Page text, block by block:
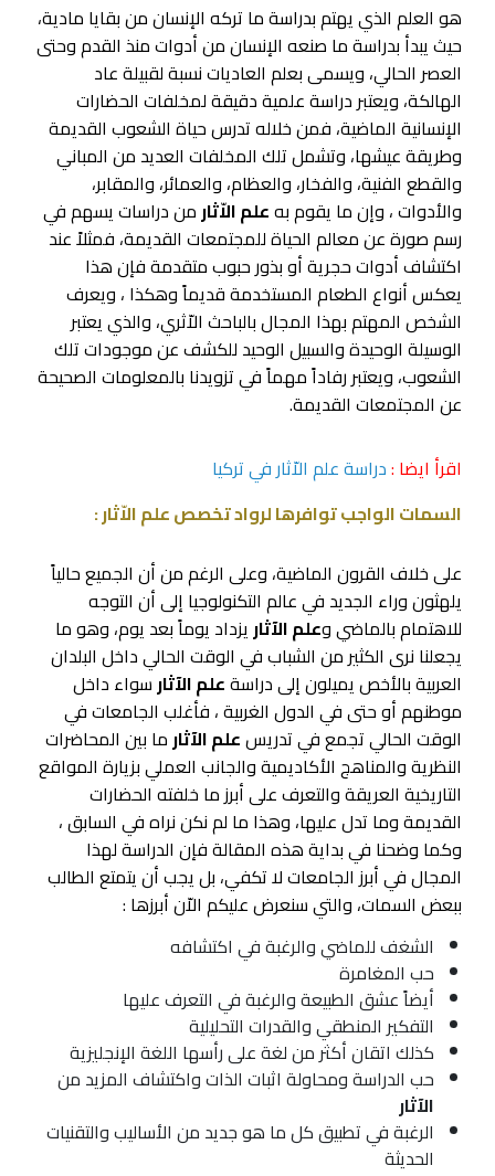
هو العلم الذي يهتم بدراسة ما تركه الإنسان من بقايا مادية،
حيث يبدأ بدراسة ما صنعه الإنسان من أدوات منذ القدم وحتى
العصر الحالي، ويسمى بعلم العاديات نسبة لقبيلة عاد
الهالكة، ويعتبر دراسة علمية دقيقة لمخلفات الحضارات
الإنسانية الماضية، فمن خلاله تدرس حياة الشعوب القديمة
وطريقة عيشها، وتشمل تلك المخلفات العديد من المباني
والقطع الفنية، والفخار، والعظام، والعمائر، والمقابر،
والأدوات ، وإن ما يقوم بهعلم الاّثارمن دراسات يسهم في
رسم صورة عن معالم الحياة للمجتمعات القديمة، فمثلاً عند
اكتشاف أدوات حجرية أو بذور حبوب متقدمة فإن هذا
يعكس أنواع الطعام المستخدمة قديماً وهكذا ، ويعرف
الشخص المهتم بهذا المجال بالباحث الاّثري، والذي يعتبر
الوسيلة الوحيدة والسبيل الوحيد للكشف عن موجودات تلك
الشعوب، ويعتبر رفاداً مهماً في تزويدنا بالمعلومات الصحيحة
عن المجتمعات القديمة.
اقرأ ايضا :دراسة علم الاّثار في تركيا
السمات الواجب توافرها لرواد تخصص علم الاّثار :
على خلاف القرون الماضية، وعلى الرغم من أن الجميع حالياً
يلهثون وراء الجديد في عالم التكنولوجيا إلى أن التوجه
للاهتمام بالماضي وعلم الآثار يزداد يوماً بعد يوم، وهو ما
يجعلنا نرى الكثير من الشباب في الوقت الحالي داخل البلدان
العربية بالأخص يميلون إلى دراسةعلم الآثار سواء داخل
موطنهم أو حتى في الدول الغربية ، فأغلب الجامعات في
الوقت الحالي تجمع في تدريسعلم الآثار ما بين المحاضرات
النظرية والمناهج الأكاديمية والجانب العملي بزيارة المواقع
التاريخية العريقة والتعرف على أبرز ما خلفته الحضارات
القديمة وما تدل عليها، وهذا ما لم نكن نراه في السابق ،
وكما وضحنا في بداية هذه المقالة فإن الدراسة لهذا
المجال في أبرز الجامعات لا تكفي، بل يجب أن يتمتع الطالب
ببعض السمات، والتي سنعرض عليكم الاّن أبرزها :
الشغف للماضي والرغبة في اكتشافه
حب المغامرة
أيضاً عشق الطبيعة والرغبة في التعرف عليها
التفكير المنطقي والقدرات التحليلية
كذلك اتقان أكثر من لغة على رأسها اللغة الإنجليزية
حب الدراسة ومحاولة اثبات الذات واكتشاف المزيد من
الآثار
الرغبة في تطبيق كل ما هو جديد من الأساليب والتقنيات
الحديثة